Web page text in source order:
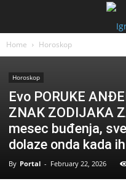
Home Horoskop
Horoskop
Evo PORUKE
ZNAK ZODIJAKA
mesec buđenja,
dolaze onda kada
By Portal - February 22, 2026